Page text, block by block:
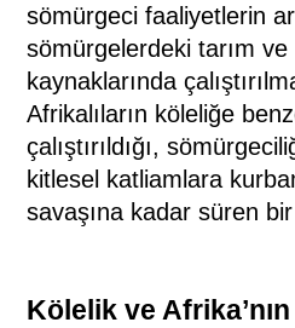
sömürgeci faaliyetlerin
sömürgelerdeki tarım ve
kaynaklarında
Afrikalıların köleliğe
çalıştırıldığı,
kitlesel katliamlara
savaşına kadar süren
Kölelik ve Afrika’nın